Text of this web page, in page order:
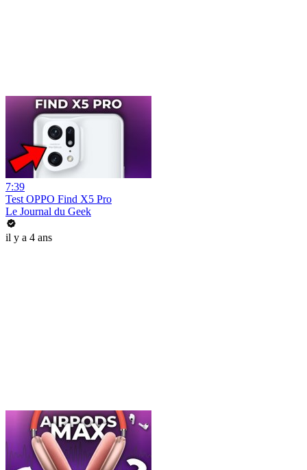
7:39
Test OPPO Find X5 Pro
Le Journal du Geek
il y a 4 ans